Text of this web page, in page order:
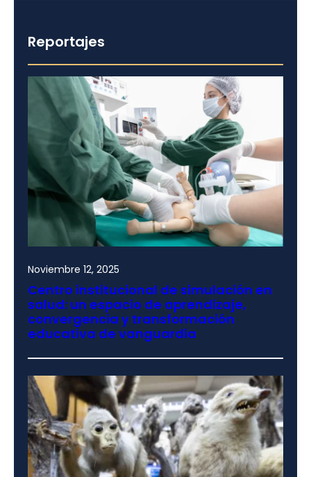
Reportajes
Noviembre 12, 2025
Centro institucional de simulación en
salud: un espacio de aprendizaje,
convergencia y transformación
educativa de vanguardia